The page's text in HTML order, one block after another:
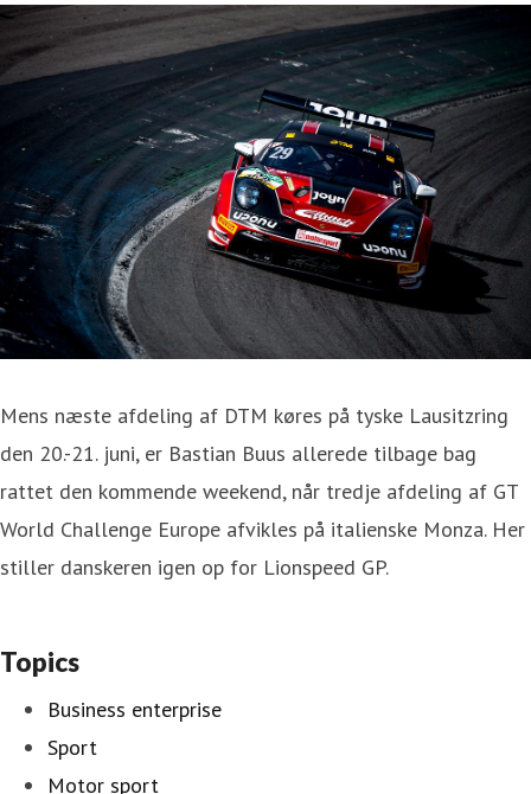
Mens næste afdeling af DTM køres på tyske Lausitzring
den 20.-21. juni, er Bastian Buus allerede tilbage bag
rattet den kommende weekend, når tredje afdeling af GT
World Challenge Europe afvikles på italienske Monza. Her
stiller danskeren igen op for Lionspeed GP.
Topics
Business enterprise
Sport
Motor sport